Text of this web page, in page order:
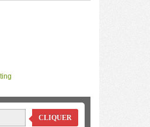
CLIQUER